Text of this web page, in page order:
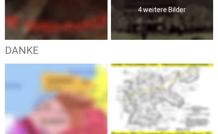
4 weitere Bilder
DANKE